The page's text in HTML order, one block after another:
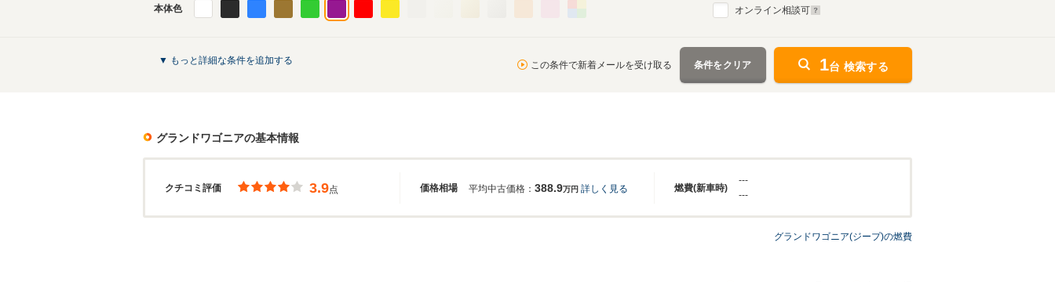
本体色 オンライン相談可
▼ もっと詳細な条件を追加する この条件で新着メールを受け取る 条件をクリア 1台 検索する
グランドワゴニアの基本情報
クチコミ評価 価格相場 燃費(新車時)
3.9点 平均中古価格： 388.9万円 詳しく見る
---
---
グランドワゴニア(ジープ)の燃費